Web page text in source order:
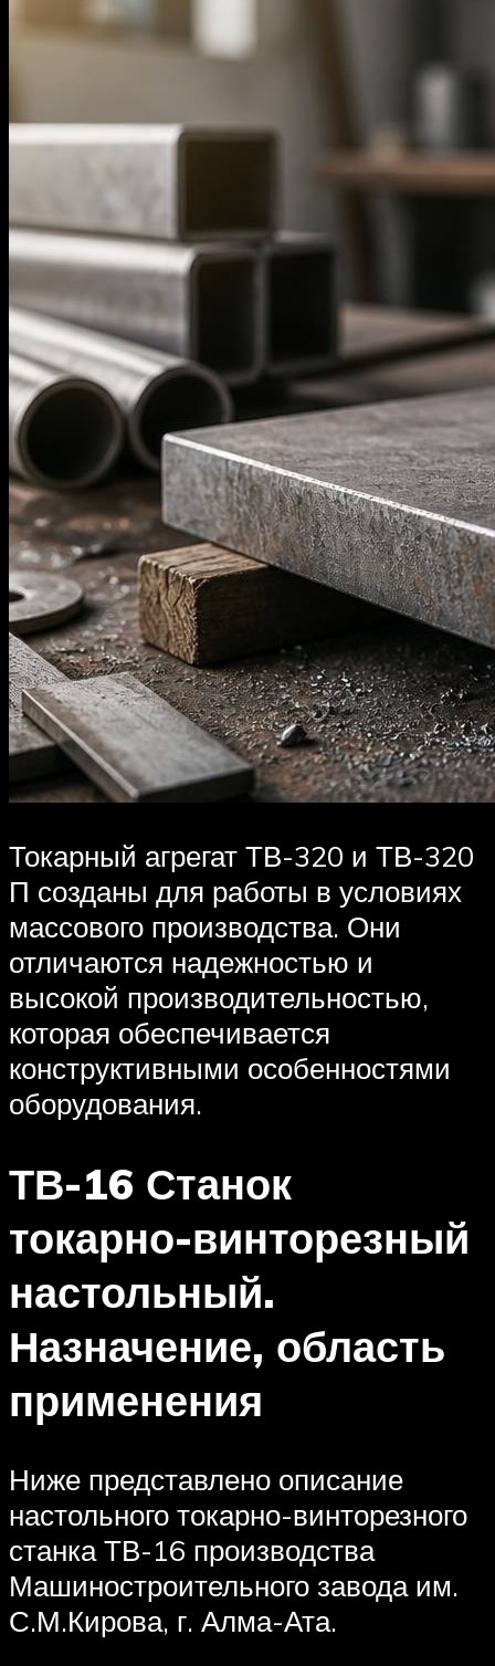
Токарный агрегат ТВ-320 и ТВ-320
П созданы для работы в условиях
массового производства. Они
отличаются надежностью и
высокой производительностью,
которая обеспечивается
конструктивными особенностями
оборудования.
ТВ-16 Станок
токарно-винторезный
настольный.
Назначение, область
применения
Ниже представлено описание
настольного токарно-винторезного
станка ТВ-16 производства
Машиностроительного завода им.
С.М.Кирова, г. Алма-Ата.